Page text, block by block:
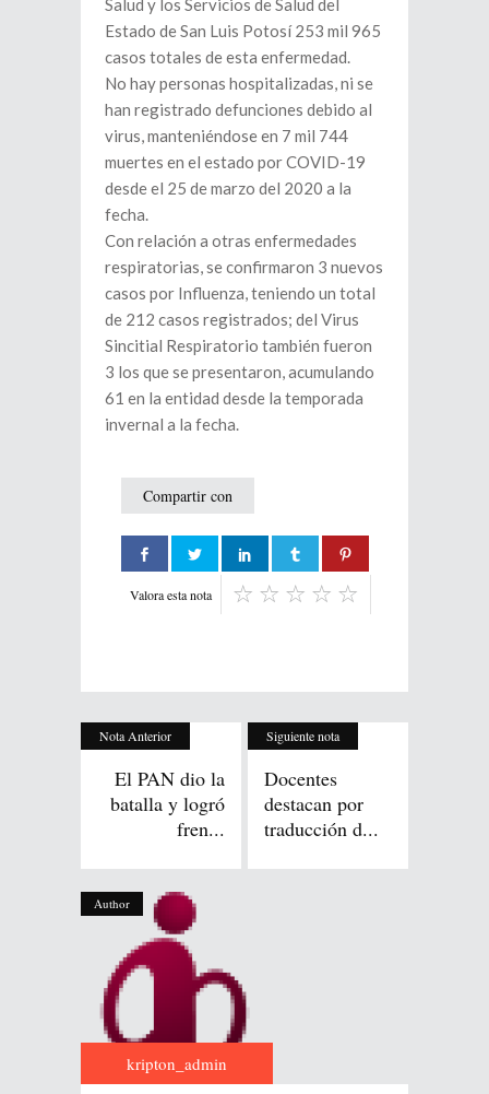
Salud y los Servicios de Salud del
Estado de San Luis Potosí 253 mil 965
casos totales de esta enfermedad.
No hay personas hospitalizadas, ni se
han registrado defunciones debido al
virus, manteniéndose en 7 mil 744
muertes en el estado por COVID-19
desde el 25 de marzo del 2020 a la
fecha.
Con relación a otras enfermedades
respiratorias, se confirmaron 3 nuevos
casos por Influenza, teniendo un total
de 212 casos registrados; del Virus
Sincitial Respiratorio también fueron
3 los que se presentaron, acumulando
61 en la entidad desde la temporada
invernal a la fecha.
Compartir con
Valora esta nota
Nota Anterior
El PAN dio la
batalla y logró
fren...
Siguiente nota
Docentes
destacan por
traducción d...
Author
kripton_admin